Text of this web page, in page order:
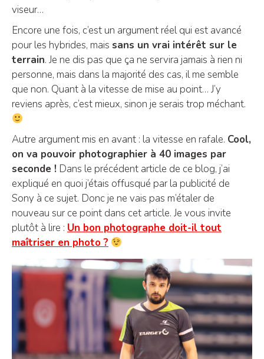
viseur…
Encore une fois, c’est un argument réel qui est avancé
pour les hybrides, mais sans un vrai intérêt sur le
terrain. Je ne dis pas que ça ne servira jamais à rien ni
personne, mais dans la majorité des cas, il me semble
que non. Quant à la vitesse de mise au point… J’y
reviens après, c’est mieux, sinon je serais trop méchant.
Autre argument mis en avant : la vitesse en rafale. Cool,
on va pouvoir photographier à 40 images par
seconde ! Dans le précédent article de ce blog, j’ai
expliqué en quoi j’étais offusqué par la publicité de
Sony à ce sujet. Donc je ne vais pas m’étaler de
nouveau sur ce point dans cet article. Je vous invite
plutôt à lire : Un bon photographe doit-il tout
maîtriser en photo ?